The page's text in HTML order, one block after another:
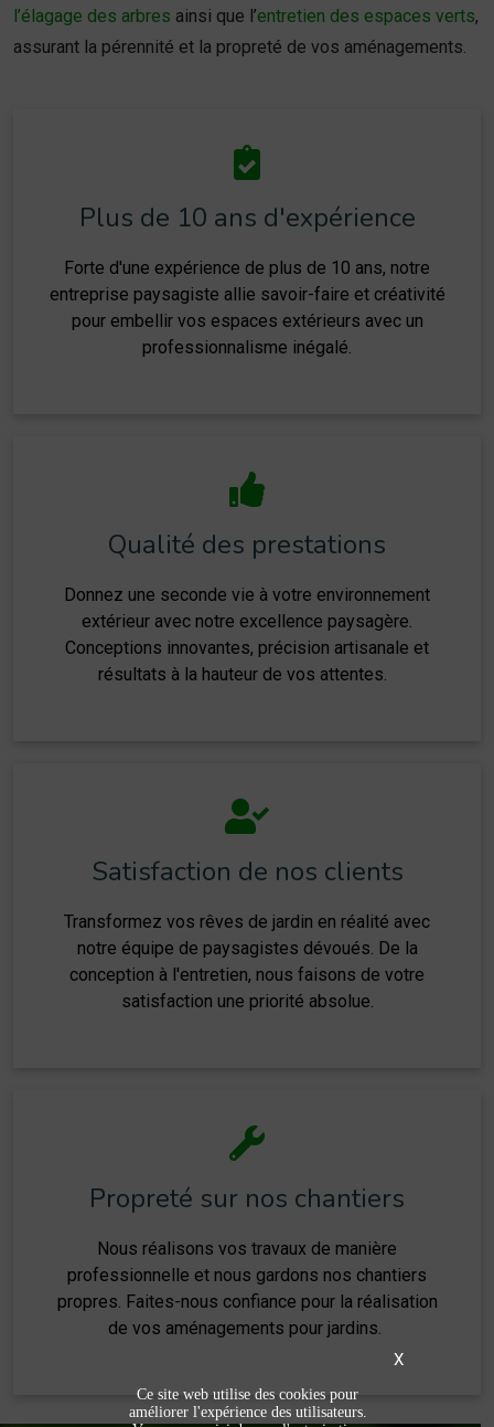
l’élagage des arbres ainsi que l’entretien des espaces verts,
assurant la pérennité et la propreté de vos aménagements.
Plus de 10 ans d'expérience
Forte d'une expérience de plus de 10 ans, notre
entreprise paysagiste allie savoir-faire et créativité
pour embellir vos espaces extérieurs avec un
professionnalisme inégalé.
Qualité des prestations
Donnez une seconde vie à votre environnement
extérieur avec notre excellence paysagère.
Conceptions innovantes, précision artisanale et
résultats à la hauteur de vos attentes.
Satisfaction de nos clients
Transformez vos rêves de jardin en réalité avec
notre équipe de paysagistes dévoués. De la
conception à l'entretien, nous faisons de votre
satisfaction une priorité absolue.
Propreté sur nos chantiers
Nous réalisons vos travaux de manière
professionnelle et nous gardons nos chantiers
propres. Faites-nous confiance pour la réalisation
de vos aménagements pour jardins.
X
Ce site web utilise des cookies pour
améliorer l'expérience des utilisateurs.